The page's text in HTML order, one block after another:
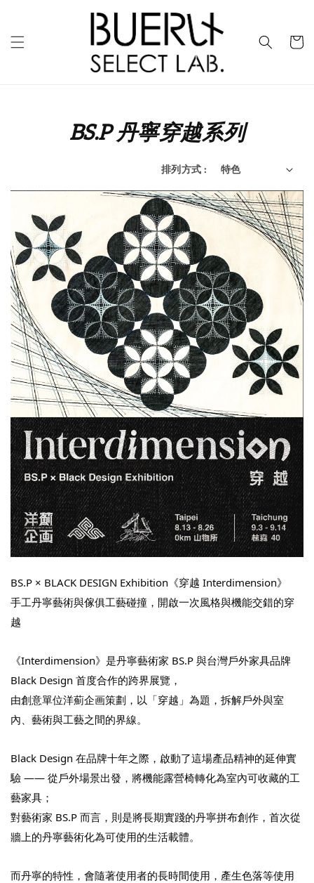
BS.P 丹寧穿越系列
排列方式 :
BS.P × BLACK DESIGN Exhibition《穿越 Interdimension》
手工丹寧藝術與傢俱工藝碰撞，開啟一次風格與機能交錯的穿
越
《Interdimension》是丹寧藝術家 BS.P 與台灣戶外家具品牌
Black Design 首度合作的跨界展覽，
由創意單位洋薊企画策劃，以「穿越」為題，拆解戶外與室
內、藝術與工藝之間的界線。
Black Design 在品牌十年之際，啟動了這場產品精神的延伸實
驗 —— 從戶外場景出發， 將機能露營椅轉化為室內可收藏的工
藝家具；
對藝術家 BS.P 而言，則是將長期實踐的丹寧拼布創作，首次從
牆上的丹寧藝術化為可使用的生活載體。
而丹寧的特性，會隨著使用者的長時間使用，產生色落等使用